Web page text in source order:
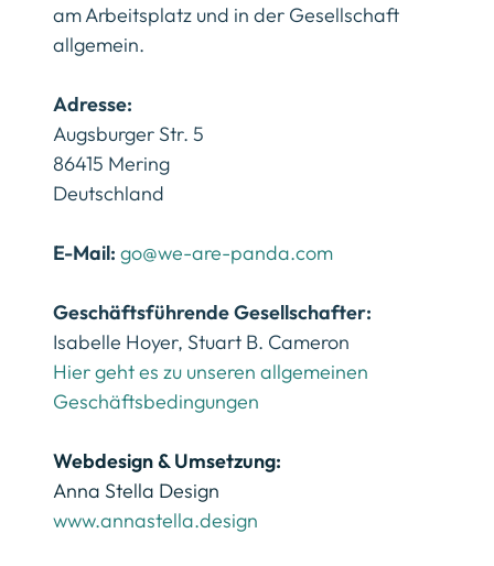
am Arbeitsplatz und in der Gesellschaft
allgemein.
Adresse:
Augsburger Str. 5
86415 Mering
Deutschland
E-Mail: go@we-are-panda.com
Geschäftsführende Gesellschafter:
Isabelle Hoyer, Stuart B. Cameron
Hier geht es zu unseren allgemeinen
Geschäftsbedingungen
Webdesign & Umsetzung:
Anna Stella Design
www.annastella.design